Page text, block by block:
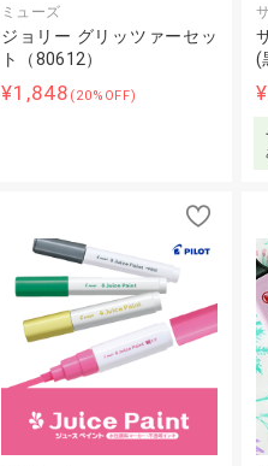
ミューズ
ジョリー グリッツァーセッ
ト（80612）
¥1,848 (20%OFF)
(